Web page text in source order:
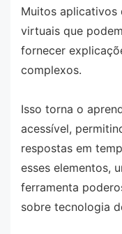
Muitos aplicativos
virtuais que
fornecer
complexos.
Isso torna o
acessível,
respostas em
esses elementos,
ferramenta
sobre tecnologia